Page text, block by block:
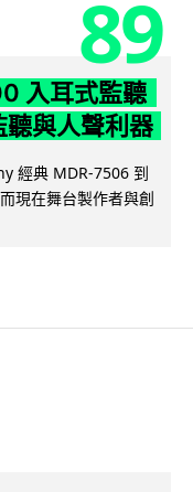
89
入耳式監聽
與人聲利器
經典 MDR-7506 到
現在舞台製作者與創